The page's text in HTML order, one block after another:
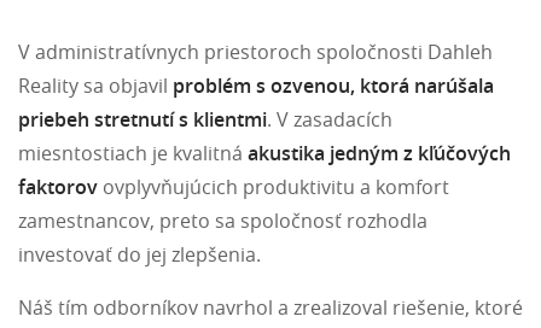
V administratívnych priestoroch spoločnosti Dahleh
Reality sa objavil problém s ozvenou, ktorá narúšala
priebeh stretnutí s klientmi. V zasadacích
miesntostiach je kvalitná akustika jedným z kľúčových
faktorov ovplyvňujúcich produktivitu a komfort
zamestnancov, preto sa spoločnosť rozhodla
investovať do jej zlepšenia.
Náš tím odborníkov navrhol a zrealizoval riešenie, ktoré